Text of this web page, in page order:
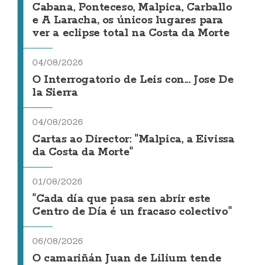
Cabana, Ponteceso, Malpica, Carballo
e A Laracha, os únicos lugares para
ver a eclipse total na Costa da Morte
04/08/2026
O Interrogatorio de Leis con... Jose De
la Sierra
04/08/2026
Cartas ao Director: "Malpica, a Eivissa
da Costa da Morte"
01/08/2026
"Cada día que pasa sen abrir este
Centro de Día é un fracaso colectivo"
06/08/2026
O camariñán Juan de Lilium tende